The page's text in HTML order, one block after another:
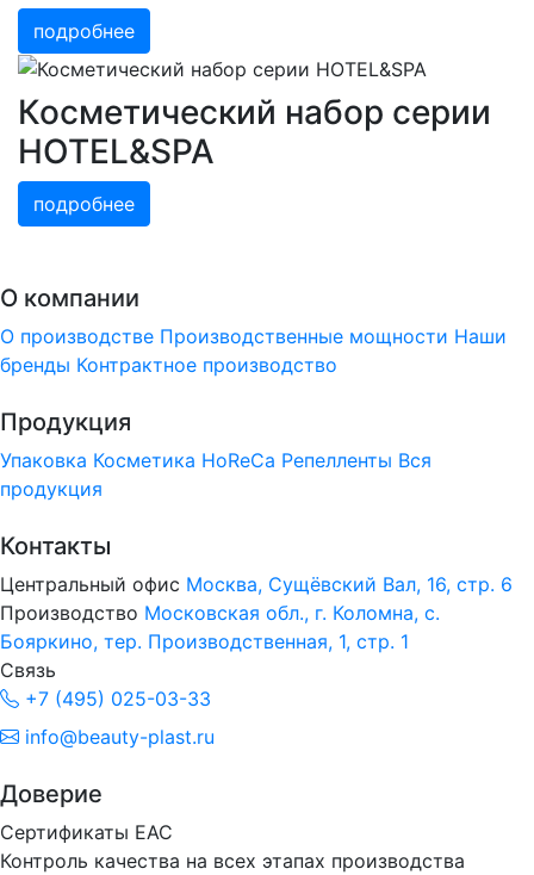
подробнее
Косметический набор серии
HOTEL&SPA
подробнее
О компании
О производстве Производственные мощности Наши
бренды Контрактное производство
Продукция
Упаковка Косметика HoReCa Репелленты Вся
продукция
Контакты
Центральный офис Москва, Сущёвский Вал, 16, стр. 6
Производство Московская обл., г. Коломна, с.
Бояркино, тер. Производственная, 1, стр. 1
Связь
+7 (495) 025-03-33
info@beauty-plast.ru
Доверие
Сертификаты ЕАС
Контроль качества на всех этапах производства